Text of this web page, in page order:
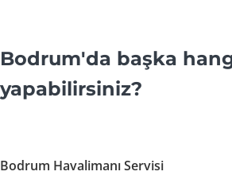
Bodrum'da başka
yapabilirsiniz?
Bodrum Havalimanı Servisi